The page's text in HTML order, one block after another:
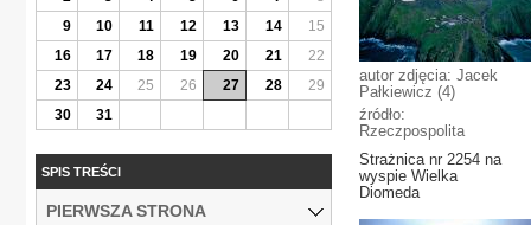
autor zdjęcia: Jacek
Pałkiewicz (4)
źródło:
Rzeczpospolita
Strażnica nr 2254 na
wyspie Wielka
Diomeda
9
10 11 12 13 14
15
16
17 18 19 20 21
22
23
24 25 26 27 28
29
30
31
SPIS TREŚCI
PIERWSZA STRONA